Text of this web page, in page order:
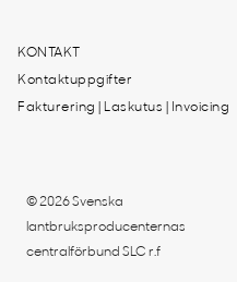
KONTAKT
Kontaktuppgifter
Fakturering | Laskutus | Invoicing
© 2026 Svenska
lantbruksproducenternas
centralförbund SLC r.f